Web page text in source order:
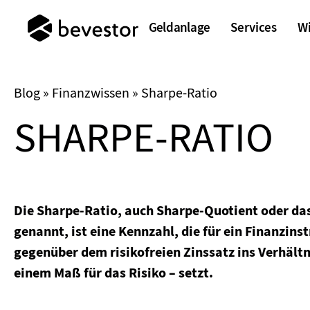
Geldanlage
ETF-
Investmentthemen
Für Kinder sparen
bevestor App
Services
Anlageschutz
Sparen mit
Cent-Sparen
bevestor App
Whitepaper
bevestorBlog
PodCasts
FAQ
bevestor App
Unternehmen
Auszeichnungen
Freunde werben
bevestor App
Blog » Finanzwissen » Sharpe-Ratio
SHARPE-RATIO
Die Sharpe-Ratio, auch Sharpe-Quotient oder
genannt, ist eine Kennzahl, die für ein
gegenüber dem risikofreien Zinssatz ins
einem Maß für das Risiko – setzt.